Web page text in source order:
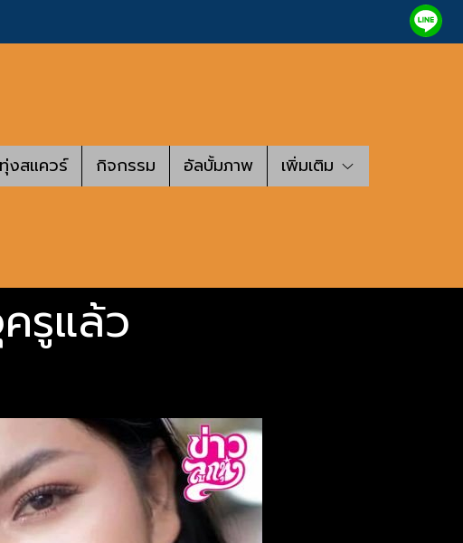
งสแควร์ กิจกรรม อัลบั้มภาพ เพิ่มเติม
รูแล้ว